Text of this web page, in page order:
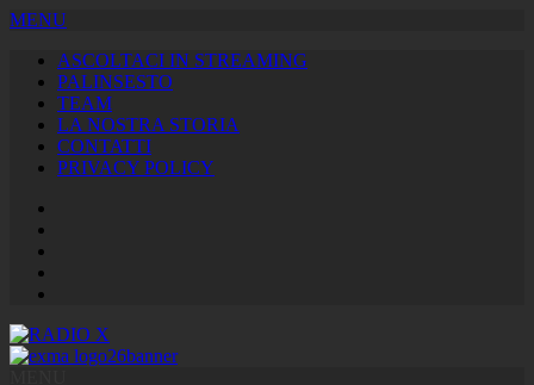
MENU
ASCOLTACI IN STREAMING
PALINSESTO
TEAM
LA NOSTRA STORIA
CONTATTI
PRIVACY POLICY